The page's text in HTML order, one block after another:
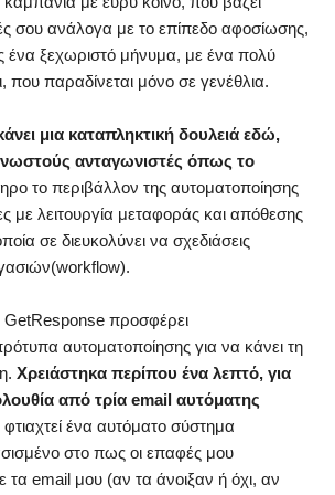
σου ανάλογα με το επίπεδο αφοσίωσης,
ένα ξεχωριστό μήνυμα, με ένα πολύ
που παραδίνεται μόνο σε γενέθλια.
μια καταπληκτική δουλειά εδώ,
ανταγωνιστές όπως το
το περιβάλλον της αυτοματοποίησης
με λειτουργία μεταφοράς και απόθεσης
σε διευκολύνει να σχεδιάσεις
προσφέρει
αυτοματοποίησης για να κάνει τη
Χρειάστηκα περίπου ένα λεπτό, για
από τρία email αυτόματης
ένα αυτόματο σύστημα
στο πως οι επαφές μου
τα email μου (αν τα άνοιξαν ή όχι, αν